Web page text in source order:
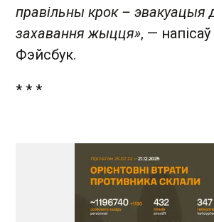
правільны крок – эвакуацыя
захавання жыцця», —
Фэйсбук.
* * *